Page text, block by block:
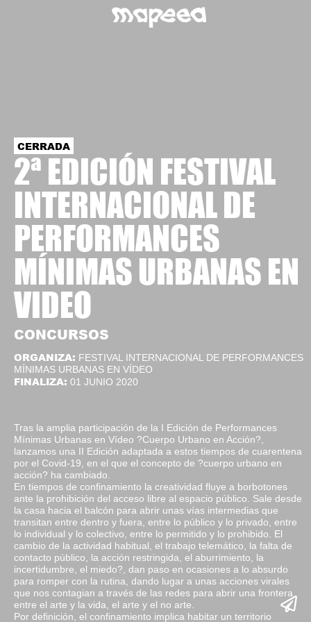
CERRADA
2ª EDICIÓN FESTIVAL
INTERNACIONAL DE
PERFORMANCES
MÍNIMAS URBANAS EN
VIDEO
CONCURSOS
ORGANIZA: FESTIVAL INTERNACIONAL DE PERFORMANCES
MÍNIMAS URBANAS EN VÍDEO
FINALIZA: 01 JUNIO 2020
Tras la amplia participación de la I Edición de Performances
Mínimas Urbanas en Vídeo ?Cuerpo Urbano en Acción?,
lanzamos una II Edición adaptada a estos tiempos de cuarentena
por el Covid-19, en el que el concepto de ?cuerpo urbano en
acción? ha cambiado.
En tiempos de confinamiento la creatividad fluye a borbotones
ante la prohibición del acceso libre al espacio público. Sale desde
la casa hacia el balcón para abrir unas vías intermedias que
transitan entre dentro y fuera, entre lo público y lo privado, entre
lo individual y lo colectivo, entre lo permitido y lo prohibido. El
cambio de la actividad habitual, el trabajo telemático, la falta de
contacto público, la acción restringida, el aburrimiento, la
incertidumbre, el miedo?, dan paso en ocasiones a lo absurdo
para romper con la rutina, dando lugar a unas acciones virales
que nos contagian a través de las redes para abrir una frontera
entre el arte y la vida, el arte y el no arte.
Por definición, el confinamiento implica habitar un territorio